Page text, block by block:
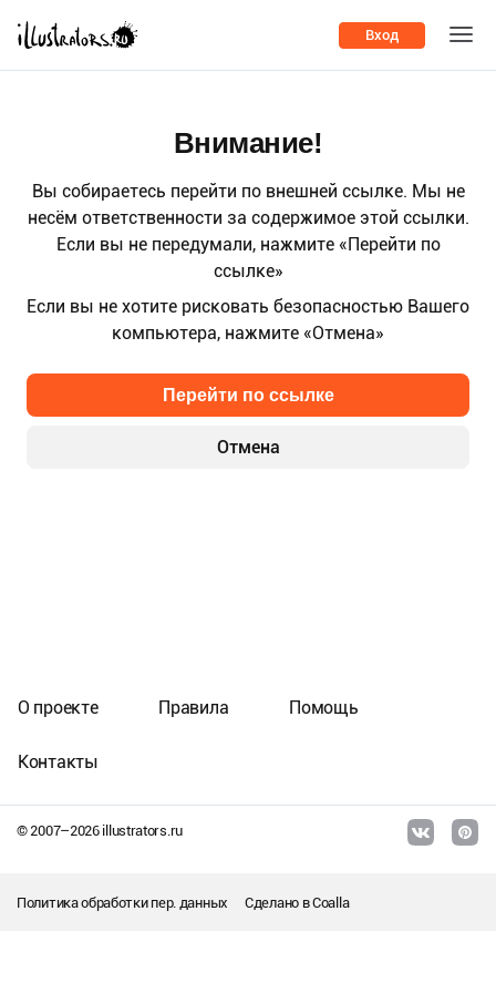
Вход
Внимание!
Вы собираетесь перейти по внешней ссылке. Мы не
несём ответственности за содержимое этой ссылки.
Если вы не передумали, нажмите «Перейти по
ссылке»
Если вы не хотите рисковать безопасностью Вашего
компьютера, нажмите «Отмена»
Отмена
Перейти по ссылке
© 2007–2026illustrators.ru
О проекте Правила Помощь
Контакты
Политика обработки пер. данных Сделано вCoalla